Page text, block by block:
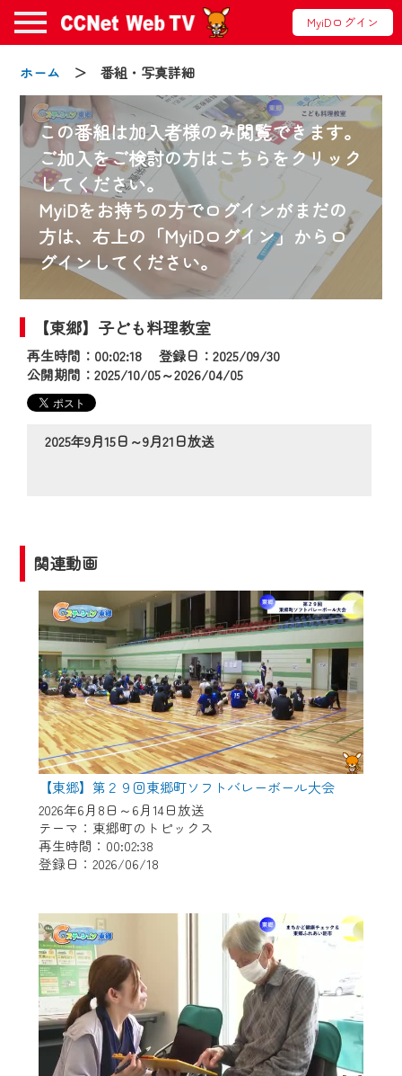
MyiDログイン
ホーム ＞ 番組・写真詳細
この番組は加入者様のみ閲覧できます。
ご加入をご検討の方はこちらをクリック
してください。
MyiDをお持ちの方でログインがまだの
方は、右上の「MyiDログイン」からロ
グインしてください。
【東郷】子ども料理教室
再生時間：00:02:18 登録日：2025/09/30
公開期間：2025/10/05～2026/04/05
2025年9月15日～9月21日放送
関連動画
【東郷】第２９回東郷町ソフトバレーボール大会
2026年6月8日～6月14日放送
テーマ：東郷町のトピックス
再生時間：00:02:38
登録日：2026/06/18
お知らせ
2024/09/02
動画配信サービス『CCNet Web TV』は2024
年9月24日からリニューアルします！
【変更点】
◆デザイン変更により、お住まいの地域
の動画コンテンツが一目瞭然。
◆当社アプリやＰＣブラウザから、いつ
でも・どこでも・外出先でも！
2024年9月24日からはご加入者様へのサー
ビス向上のため、
『CCNet Web TV』を利用いただくには、
一部コンテンツを除き、
CCNetサービスへの加入と『CCNetマイ
ページ※』へのログインが必要となりま
す。
何卒、ご理解ご了承の程よろしくお願い
いたします。
※マイページへのログインには、MyIDが必
要となります。
※MyIDとは、CCNet Web TVを含むCCNetの
各種サービスをご利用頂くためのIDです。
で設定できます。
（GmailやYahooなどのフリーメールアドレ
スでも作成可能です）
※マイページへのログイン・MyIDの新規登
録はこちらから
※CCNetアプリをご利用中の方は引き続き
ご視聴いただけます。